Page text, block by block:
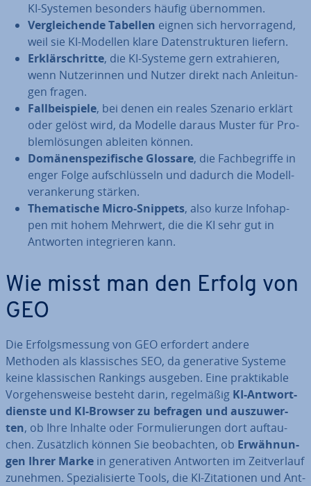
KI-Systemen besonders häufig über­nom­men.
Ver­glei­chen­de Tabellen eignen sich her­vor­ra­gend,
weil sie KI-Modellen klare Da­ten­struk­tu­ren liefern.
Er­klär­schrit­te, die KI-Systeme gern ex­tra­hie­ren,
wenn Nut­ze­rin­nen und Nutzer direkt nach An­lei­tun­
gen fragen.
Fall­bei­spie­le, bei denen ein reales Szenario erklärt
oder gelöst wird, da Modelle daraus Muster für Pro­
blem­lö­sun­gen ableiten können.
Do­mä­nen­spe­zi­fi­sche Glossare, die Fach­be­grif­fe in
enger Folge auf­schlüs­seln und dadurch die Mo­dell­
ver­an­ke­rung stärken.
The­ma­ti­sche Micro-Snippets, also kurze In­fo­hap­
pen mit hohem Mehrwert, die die KI sehr gut in
Antworten in­te­grie­ren kann.
Wie misst man den Erfolg von
GEO
Die Er­folgs­mes­sung von GEO erfordert andere
Methoden als klas­si­sches SEO, da ge­ne­ra­ti­ve Systeme
keine klas­si­schen Rankings ausgeben. Eine prak­ti­ka­ble
Vor­ge­hens­wei­se besteht darin, re­gel­mä­ßig KI-Ant­wort­
diens­te und KI-Browser zu befragen und aus­zu­wer­
ten, ob Ihre Inhalte oder For­mu­lie­run­gen dort auf­tau­
chen. Zu­sätz­lich können Sie be­ob­ach­ten, ob Er­wäh­nun­
gen Ihrer Marke in ge­ne­ra­ti­ven Antworten im Zeit­ver­lauf
zunehmen. Spe­zia­li­sier­te Tools, die KI-Zi­ta­tio­nen und Ant­